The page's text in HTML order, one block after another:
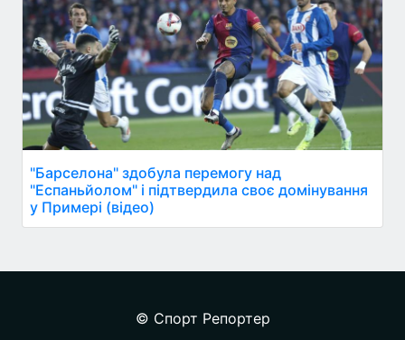
"Барселона" здобула перемогу над
"Еспаньйолом" і підтвердила своє домінування
у Примері (відео)
© Спорт Репортер